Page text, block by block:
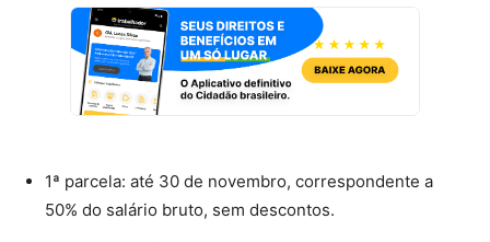
1ª parcela: até 30 de novembro, correspondente a
50% do salário bruto, sem descontos.